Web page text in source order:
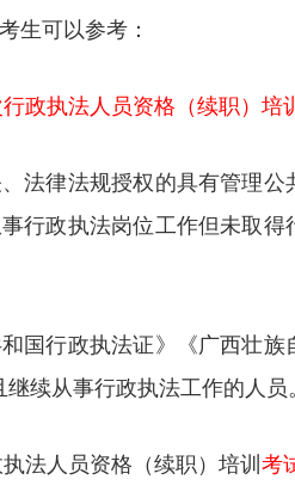
生可以参考：
政执法人员资格（续职）培
、法律法规授权的具有管理
行政执法岗位工作但未取
和国行政执法证》《广西壮
续从事行政执法工作的人员
法人员资格（续职）培训 考